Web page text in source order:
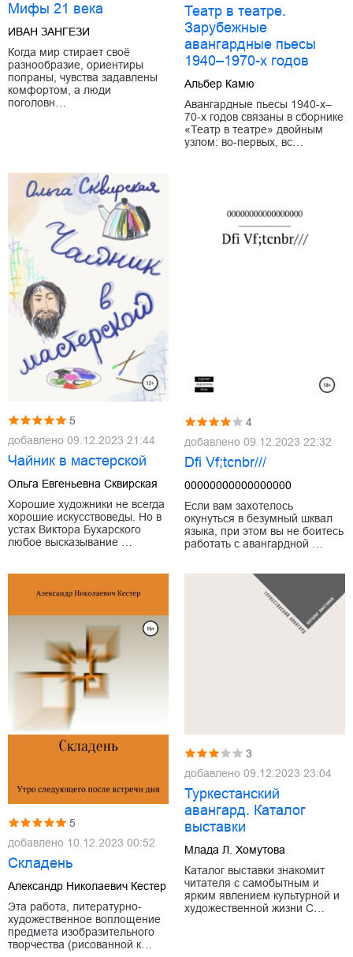
Мифы 21 века
ИВАН ЗАНГЕЗИ
Когда мир стирает своё
разнообразие, ориентиры
попраны, чувства задавлены
комфортом, а люди
поголовн…
Театр в театре.
Зарубежные
авангардные пьесы
1940–1970-х годов
Альбер Камю
Авангардные пьесы 1940-х–
70-х годов связаны в сборнике
«Театр в театре» двойным
узлом: во‐первых, вс…
5
добавлено 09.12.2023 21:44
Чайник в мастерской
Ольга Евгеньевна Сквирская
Хорошие художники не всегда
хорошие искусствоведы. Но в
устах Виктора Бухарского
любое высказывание …
4
добавлено 09.12.2023 22:32
Dfi Vf;tcnbr///
00000000000000000
Если вам захотелось
окунуться в безумный шквал
языка, при этом вы не боитесь
работать с авангардной …
5
добавлено 10.12.2023 00:52
Складень
Александр Николаевич Кестер
Эта работа, литературно-
художественное воплощение
предмета изобразительного
творчества (рисованной к…
3
добавлено 09.12.2023 23:04
Туркестанский
авангард. Каталог
выставки
Млада Л. Хомутова
Каталог выставки знакомит
читателя с самобытным и
ярким явлением культурной и
художественной жизни С…